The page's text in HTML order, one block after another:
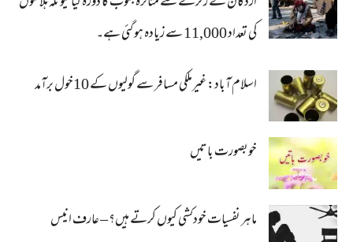
کی تعداد 11,000 سے زیادہ ہو گئی ہے۔
اسلام آباد: غیرملکی مسافر سے گولیوں کے 10خول برآمد
خوبصورت باتیں
ماہر نفسیات خودکشی کیوں کرتے ہیں؟ – عارف انیس